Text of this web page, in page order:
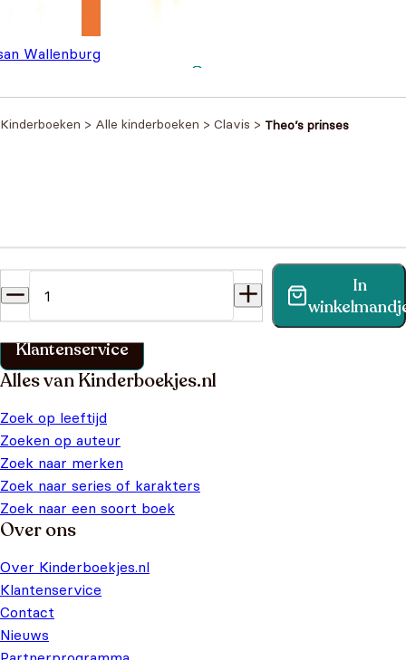
Wallenburg
Kinderboeken > Alle kinderboeken > Clavis > Theo’s prinses
In
Vind binnen no-time antwoord op je vraag op onze
klantenservice pagina.
Klantenservice
Alles van Kinderboekjes.nl
Zoek op leeftijd
Zoeken op auteur
Zoek naar merken
Zoek naar series of karakters
Zoek naar een soort boek
Over ons
Over Kinderboekjes.nl
Klantenservice
Contact
Nieuws